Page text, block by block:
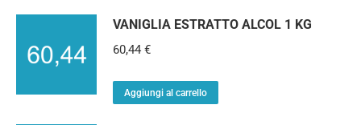
VANIGLIA ESTRATTO ALCOL 1 KG
60,44 €
Aggiungi al carrello